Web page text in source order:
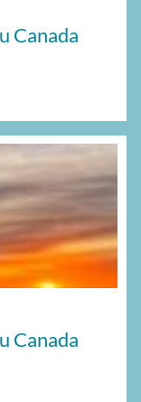
Canada
Canada